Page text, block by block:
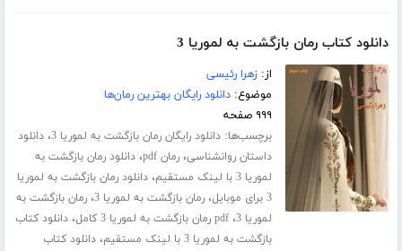
دانلود کتاب رمان بازگشت به لموریا 3
از:زهرا رئیسی
موضوع:دانلود رایگان بهترین رمان‌ها
۹۹۹ صفحه
برچسب‌ها:دانلود رایگان رمان بازگشت به لموریا 3 ،دانلود
داستان روانشناسی،رمان pdf ،دانلود رمان بازگشت به
لموریا 3 با لینک مستقیم
،دانلود رمان بازگشت به لموریا
3 برای موبایل
،رمان بازگشت به لموریا 3 ،رمان بازگشت به
لموریا 3 ،pdf رمان بازگشت به لموریا 3 کامل ،دانلود کتاب
بازگشت به لموریا 3 با لینک مستقیم
،دانلود کتاب